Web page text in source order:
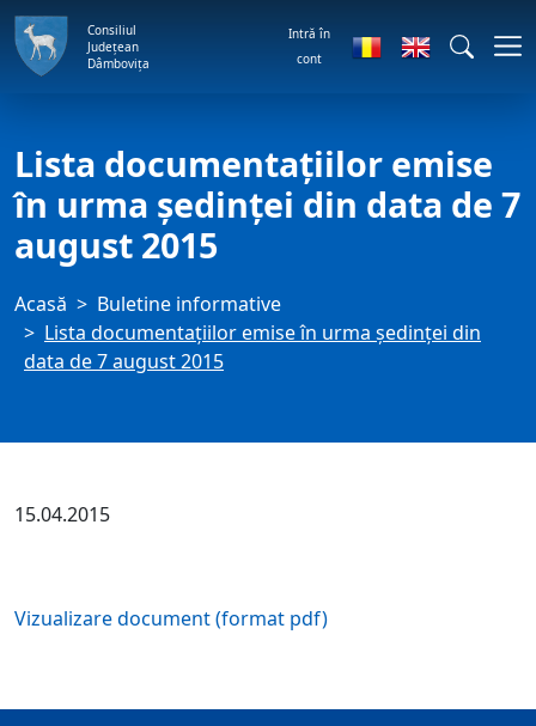
Consiliul
Județean
Dâmbovița
Intră în
cont
Lista documentațiilor emise
în urma ședinței din data de 7
august 2015
Acasă
Buletine informative
Lista documentațiilor emise în urma ședinței din
data de 7 august 2015
15.04.2015
Vizualizare document (format pdf)